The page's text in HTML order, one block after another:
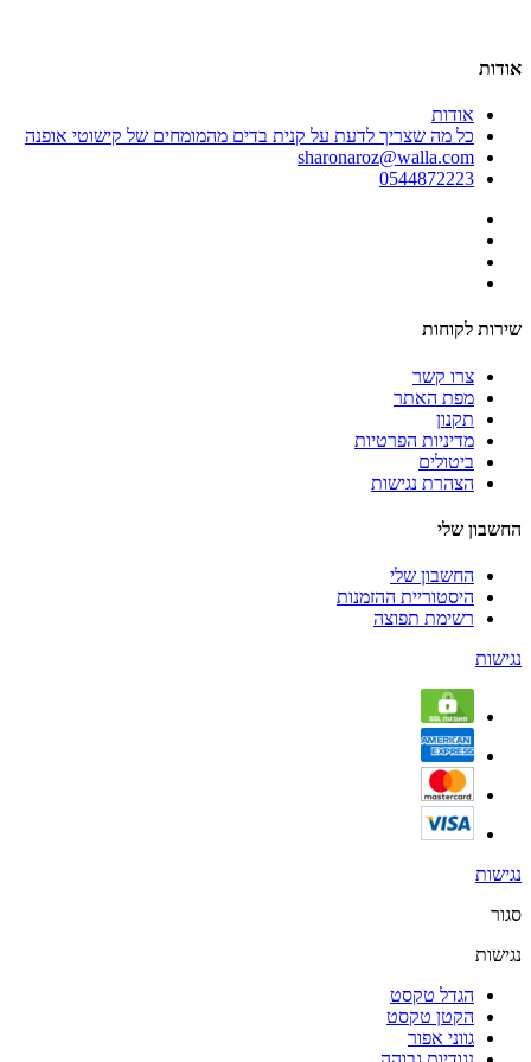
אודות
אודות
כל מה שצריך לדעת על קנית בדים מהמומחים של קישוטי אופנה
sharonaroz@walla.com
0544872223
שירות לקוחות
צרו קשר
מפת האתר
תקנון
מדיניות הפרטיות
ביטולים
הצהרת נגישות
החשבון שלי
החשבון שלי
היסטוריית ההזמנות
רשימת תפוצה
נגישות
נגישות
סגור
נגישות
הגדל טקסט
הקטן טקסט
גווני אפור